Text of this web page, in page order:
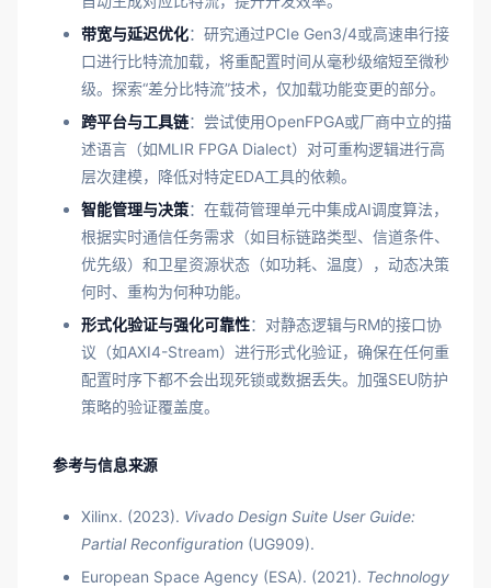
带宽与延迟优化：研究通过PCIe Gen3/4或高速串行接
口进行比特流加载，将重配置时间从毫秒级缩短至微秒
级。探索“差分比特流”技术，仅加载功能变更的部分。
跨平台与工具链：尝试使用OpenFPGA或厂商中立的描
述语言（如MLIR FPGA Dialect）对可重构逻辑进行高
层次建模，降低对特定EDA工具的依赖。
智能管理与决策：在载荷管理单元中集成AI调度算法，
根据实时通信任务需求（如目标链路类型、信道条件、
优先级）和卫星资源状态（如功耗、温度），动态决策
何时、重构为何种功能。
形式化验证与强化可靠性：对静态逻辑与RM的接口协
议（如AXI4-Stream）进行形式化验证，确保在任何重
配置时序下都不会出现死锁或数据丢失。加强SEU防护
策略的验证覆盖度。
参考与信息来源
Xilinx. (2023). Vivado Design Suite User Guide:
Partial Reconfiguration (UG909).
European Space Agency (ESA). (2021). Technology